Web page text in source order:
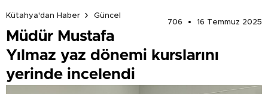
Kütahya'dan Haber
Güncel
706
16 Temmuz 2025
Müdür Mustafa
Yılmaz yaz dönemi kurslarını
yerinde incelendi